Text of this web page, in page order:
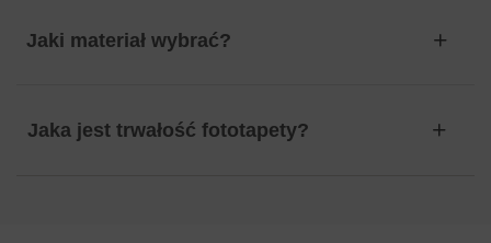
Jaki materiał wybrać?
Jaka jest trwałość fototapety?